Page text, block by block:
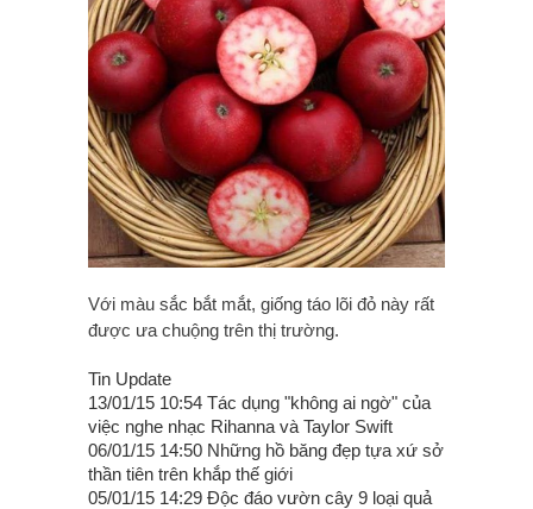
Với màu sắc bắt mắt, giống táo lõi đỏ này rất
được ưa chuộng trên thị trường.
Tin Update
13/01/15 10:54 Tác dụng "không ai ngờ" của
việc nghe nhạc Rihanna và Taylor Swift
06/01/15 14:50 Những hồ băng đẹp tựa xứ sở
thần tiên trên khắp thế giới
05/01/15 14:29 Độc đáo vườn cây 9 loại quả